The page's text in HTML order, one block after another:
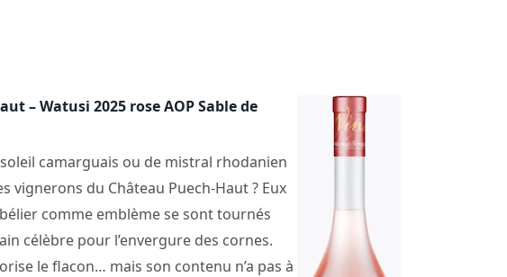
– Watusi 2025 rose AOP Sable de
camarguais ou de mistral rhodanien
vignerons du Château Puech-Haut ? Eux
comme emblème se sont tournés
célèbre pour l’envergure des cornes.
le flacon… mais son contenu n’a pas à